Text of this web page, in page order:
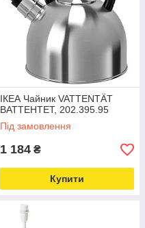
ІКЕА Чайник VATTENTÄT
ВАТТЕНТЕТ, 202.395.95
Під замовлення
1 184 ₴
Купити